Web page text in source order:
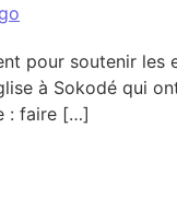
pour soutenir les
à Sokodé qui
: faire […]